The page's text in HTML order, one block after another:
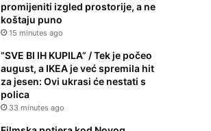
promijeniti izgled prostorije, a ne
koštaju puno
15 minutes ago
”SVE BI IH KUPILA” / Tek je počeo
august, a IKEA je već spremila hit
za jesen: Ovi ukrasi će nestati s
polica
33 minutes ago